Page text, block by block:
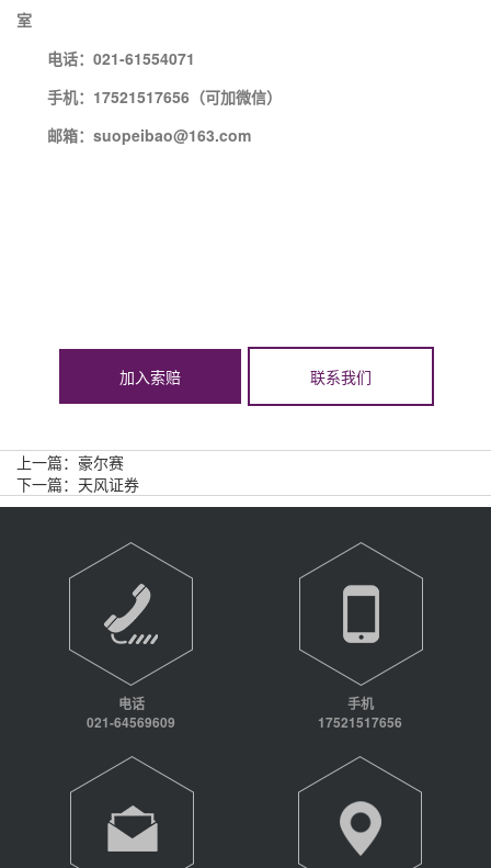
室
电话：021-61554071
手机：17521517656（可加微信）
邮箱：suopeibao@163.com
加入索赔 联系我们
上一篇： 豪尔赛
下一篇： 天风证券
电话
021-64569609
手机
17521517656